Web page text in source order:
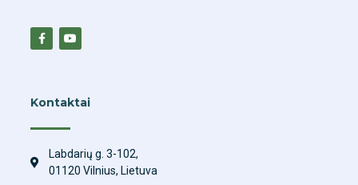
Kontaktai
Labdarių g. 3-102,
01120 Vilnius, Lietuva